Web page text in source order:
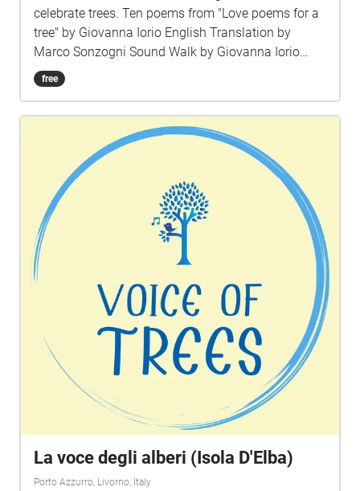
celebrate trees. Ten poems from "Love poems for a
tree" by Giovanna Iorio English Translation by
Marco Sonzogni Sound Walk by Giovanna Iorio
Voice Charlotte Chadwick-Jones Music Lucio
Lazzaruolo https://www.notturnoconcertante.it/
https://voiceportraits.weebly.com/
free
La voce degli alberi (Isola D'Elba)
Porto Azzurro, Livorno, Italy